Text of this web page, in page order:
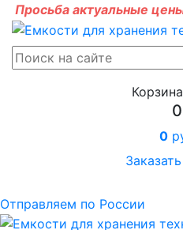
Просьба актуальные
0
0
Отправляем по России